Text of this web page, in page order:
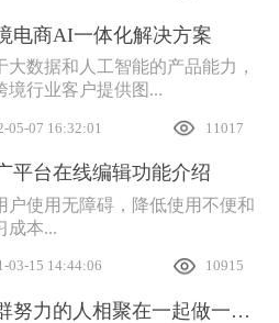
电商AI一体化解决方案
大数据和人工智能的产品能力，
境行业客户提供图...
05-07 16:32:01 11017
平台在线编辑功能介绍
户使用无障碍，降低使用不便和
成本...
03-15 14:44:06 10915
一群努力的人相聚在一起做一件有意义的事